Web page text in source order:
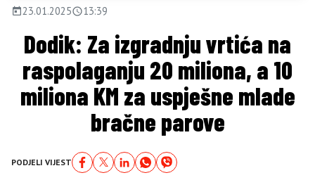
23.01.2025 13:39
Dodik: Za izgradnju vrtića na
raspolaganju 20 miliona, a 10
miliona KM za uspješne mlade
bračne parove
PODJELI VIJEST